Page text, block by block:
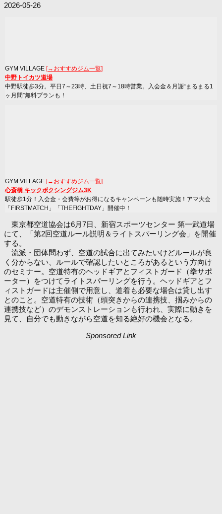
2026-05-26
GYM VILLAGE [→おすすめジム一覧]
中野トイカツ道場
中野駅徒歩3分。平日7～23時、土日祝7～18時営業。入会金＆月謝“まるまる1
ヶ月間”無料プランも！
GYM VILLAGE [→おすすめジム一覧]
心斎橋 キックボクシングジム3K
駅徒歩1分！入会金・会費等がお得になるキャンペーンも随時実施！アマ大会
「FIRSTMATCH」「THEFIGHTDAY」開催中！
東京都空道協会は6月7日、新宿スポーツセンター 第一武道場
にて、「第2回空道ルール説明＆ライトスパーリング会」を開催
する。
流派・団体問わず、空道の試合に出てみたいけどルールが良
く分からない、ルールで確認したいところがあるという方向け
のセミナー。空道特有のヘッドギアとフィストガード（拳サポ
ーター）をつけてライトスパーリングを行う。ヘッドギアとフ
ィストガードは主催側で用意し、道着も必要な場合は貸し出す
とのこと。空道特有の技術（頭突きからの連携技、掴みからの
連携技など）のデモンストレーションも行われ、実際に動きを
見て、自分でも動きながら空道を知る絶好の機会となる。
Sponsored Link